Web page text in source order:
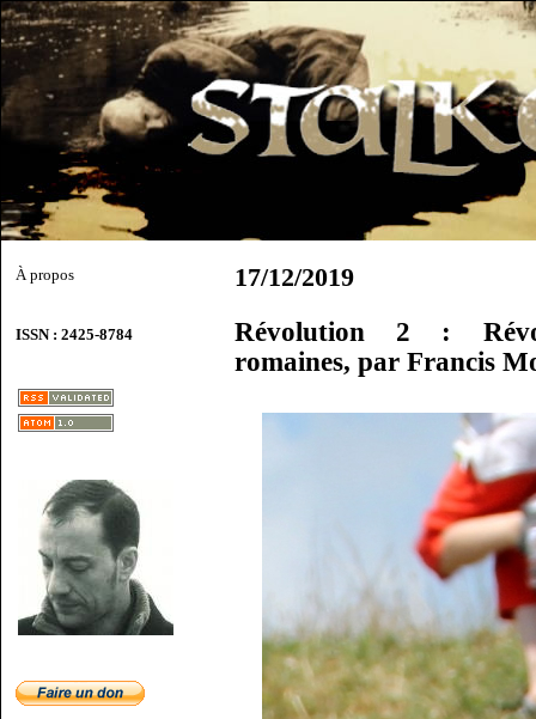
À propos
ISSN : 2425-8784
17/12/2019
Révolution 2 :
romaines, par Francis